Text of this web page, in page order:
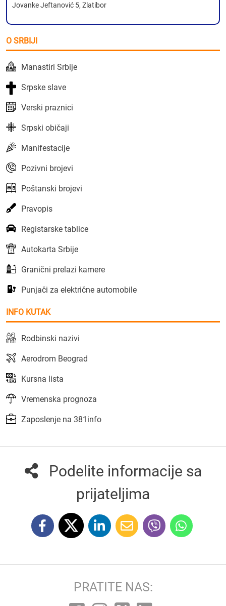
Jovanke Jeftanović 5, Zlatibor
O SRBIJI
Manastiri Srbije
Srpske slave
Verski praznici
Srpski običaji
Manifestacije
Pozivni brojevi
Poštanski brojevi
Pravopis
Registarske tablice
Autokarta Srbije
Granični prelazi kamere
Punjači za električne automobile
INFO KUTAK
Rodbinski nazivi
Aerodrom Beograd
Kursna lista
Vremenska prognoza
Zaposlenje na 381info
Podelite informacije sa
prijateljima
PRATITE NAS: